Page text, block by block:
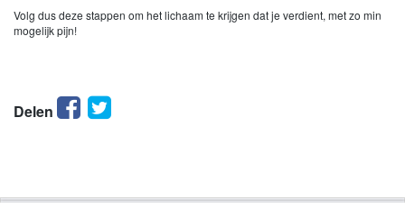
Volg dus deze stappen om het lichaam te krijgen dat je verdient, met zo min
mogelijk pijn!
Delen Facebook
Twitter